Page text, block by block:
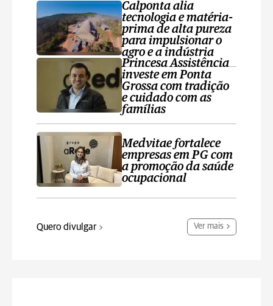
Calponta alia
tecnologia e matéria-
prima de alta pureza
para impulsionar o
agro e a indústria
Princesa Assistência
investe em Ponta
Grossa com tradição
e cuidado com as
famílias
Medvitae fortalece
empresas em PG com
a promoção da saúde
ocupacional
Quero divulgar Ver mais